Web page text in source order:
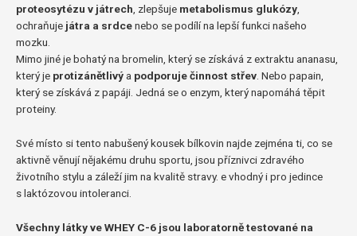
proteosytézu v játrech , zlepšuje metabolismus glukózy
ochraňuje játra a srdcenebo se podílí na lepší funkci našeho
mozku.
Mimo jiné je bohatý na bromelin, který se získává z extraktu ananasu,
který je protizánětlivýa podporuje činnost střev . Nebo papain,
který se získává z papáji. Jedná se o enzym, který napomáhá těpit
proteiny.
Své místo si tento nabušený kousek bílkovin najde zejména ti, co se
aktivně věnují nějakému druhu sportu, jsou příznivci zdravého
životního stylu a záleží jim na kvalitě stravy. e vhodný i pro jedince
s laktózovou intoleranci.
Všechny látky ve WHEY C-6 jsou laboratorně testované na